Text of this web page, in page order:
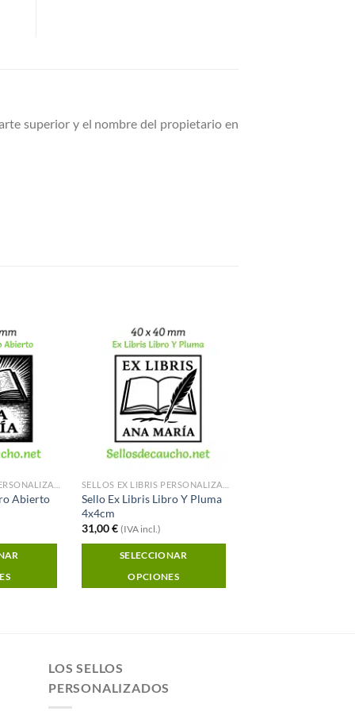
superior y el nombre del propietario en
Añadir a
Favoritos
Abierto
Añadir a
Favoritos
Sello Ex Libris Libro Y Pluma
4x4cm
31,00€ (IVA incl.)
SELECCIONAR
OPCIONES
LOS SELLOS
PERSONALIZADOS